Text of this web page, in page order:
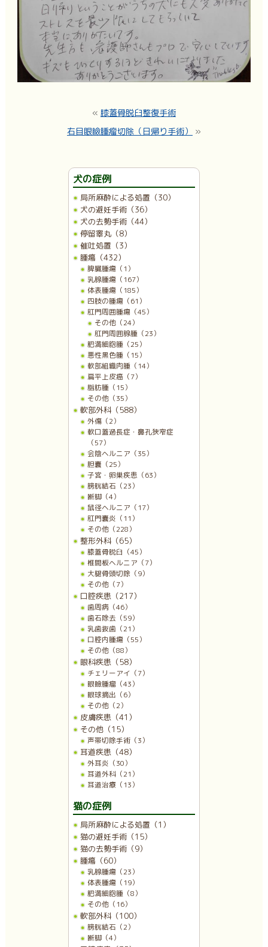
« 膝蓋骨脱臼整復手術
右目眼瞼腫瘤切除（日帰り手術）
»
犬の症例
局所麻酔による処置（30）
犬の避妊手術（36）
犬の去勢手術（44）
停留睾丸（8）
催吐処置（3）
腫瘍（432）
脾臓腫瘍（1）
乳腺腫瘍（167）
体表腫瘍（185）
四肢の腫瘍（61）
肛門周囲腫瘍（45）
その他（24）
肛門周囲腺腫（23）
肥満細胞腫（25）
悪性黒色腫（15）
軟部組織肉腫（14）
扁平上皮癌（7）
脂肪腫（15）
その他（35）
軟部外科（588）
外傷（2）
軟口蓋過長症・鼻孔狭窄症
（57）
会陰ヘルニア（35）
胆嚢（25）
子宮・卵巣疾患（63）
膀胱結石（23）
断脚（4）
鼠径ヘルニア（17）
肛門嚢炎（11）
その他（228）
整形外科（65）
膝蓋骨脱臼（45）
椎間板ヘルニア（7）
大腿骨頭切除（9）
その他（7）
口腔疾患（217）
歯周病（46）
歯石除去（59）
乳歯抜歯（21）
口腔内腫瘍（55）
その他（88）
眼科疾患（58）
チェリーアイ（7）
眼瞼腫瘤（43）
眼球摘出（6）
その他（2）
皮膚疾患（41）
その他（15）
声帯切除手術（3）
耳道疾患（48）
外耳炎（30）
耳道外科（21）
耳道治療（13）
猫の症例
局所麻酔による処置（1）
猫の避妊手術（15）
猫の去勢手術（9）
腫瘍（60）
乳腺腫瘍（23）
体表腫瘍（19）
肥満細胞腫（8）
その他（16）
軟部外科（100）
膀胱結石（2）
断脚（4）